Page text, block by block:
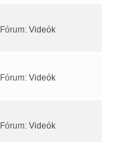
Videók
Videók
Videók